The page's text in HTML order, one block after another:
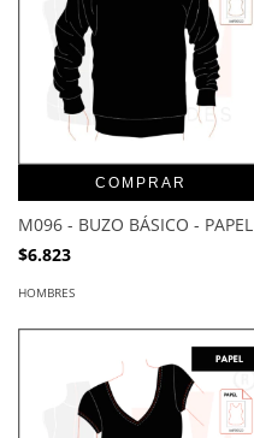
COMPRAR
M096 - BUZO BÁSICO - PAPEL
$6.823
HOMBRES